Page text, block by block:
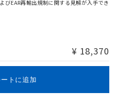
可能性があります。
びEAR再輸出規制に関する見解が入手でき
¥ 18,370
ートに追加